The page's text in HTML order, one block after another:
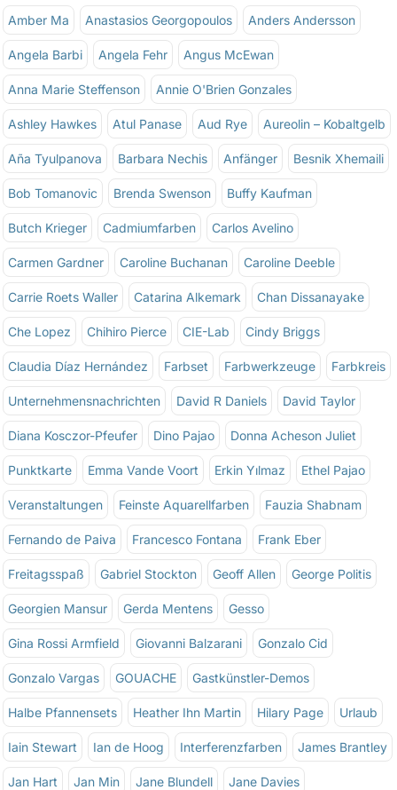
Amber Ma Anastasios Georgopoulos Anders Andersson
Angela Barbi Angela Fehr Angus McEwan
Anna Marie Steffenson Annie O'Brien Gonzales
Ashley Hawkes Atul Panase Aud Rye Aureolin – Kobaltgelb
Aña Tyulpanova Barbara Nechis Anfänger Besnik Xhemaili
Bob Tomanovic Brenda Swenson Buffy Kaufman
Butch Krieger Cadmiumfarben Carlos Avelino
Carmen Gardner Caroline Buchanan Caroline Deeble
Carrie Roets Waller Catarina Alkemark Chan Dissanayake
Che Lopez Chihiro Pierce CIE-Lab Cindy Briggs
Claudia Díaz Hernández Farbset Farbwerkzeuge Farbkreis
Unternehmensnachrichten David R Daniels David Taylor
Diana Kosczor-Pfeufer Dino Pajao Donna Acheson Juliet
Punktkarte Emma Vande Voort Erkin Yılmaz Ethel Pajao
Veranstaltungen Feinste Aquarellfarben Fauzia Shabnam
Fernando de Paiva Francesco Fontana Frank Eber
Freitagsspaß Gabriel Stockton Geoff Allen George Politis
Georgien Mansur Gerda Mentens Gesso
Gina Rossi Armfield Giovanni Balzarani Gonzalo Cid
Gonzalo Vargas GOUACHE Gastkünstler-Demos
Halbe Pfannensets Heather Ihn Martin Hilary Page Urlaub
Iain Stewart Ian de Hoog Interferenzfarben James Brantley
Jan Hart Jan Min Jane Blundell Jane Davies